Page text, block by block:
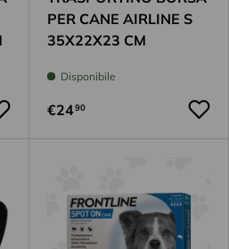
PER CANE AIRLINE S
35X22X23 CM
Disponibile
€2490